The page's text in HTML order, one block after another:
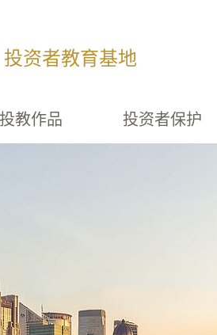
投资者教育基地
投教作品 投资者保护